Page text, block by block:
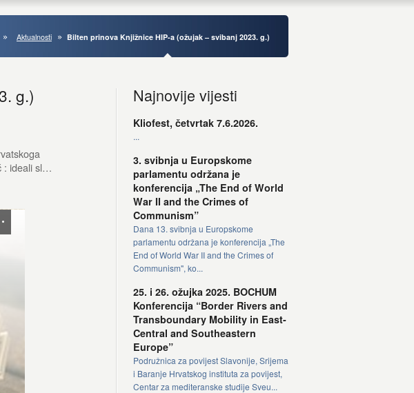
Aktualnosti Bilten prinova Knjižnice HIP-a (ožujak – svibanj 2023. g.)
g.)
: ideali sl…
Najnovije vijesti
Kliofest, četvrtak 7.6.2026.
...
3. svibnja u Europskome
parlamentu održana je
konferencija „The End of World
War II and the Crimes of
Communism”
Dana 13. svibnja u Europskome
parlamentu održana je konferencija „The
End of World War II and the Crimes of
Communism", ko...
25. i 26. ožujka 2025. BOCHUM
Konferencija “Border Rivers and
Transboundary Mobility in East-
Central and Southeastern
Europe”
Podružnica za povijest Slavonije, Srijema
i Baranje Hrvatskog instituta za povijest,
Centar za mediteranske studije Sveu...